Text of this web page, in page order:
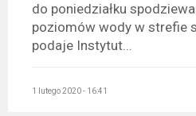
do poniedziałku
poziomów wody w strefie
podaje Instytut...
1 lutego 2020 - 16:41